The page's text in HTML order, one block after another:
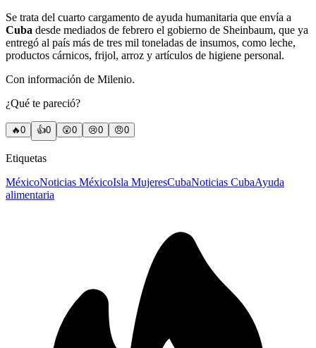
Se trata del cuarto cargamento de ayuda humanitaria que envía a
Cuba desde mediados de febrero el gobierno de Sheinbaum, que ya
entregó al país más de tres mil toneladas de insumos, como leche,
productos cárnicos, frijol, arroz y artículos de higiene personal.
Con información de Milenio.
¿Qué te pareció?
🔥0 👍0 😲0 😢0 😠0
Etiquetas
MéxicoNoticias MéxicoIsla MujeresCubaNoticias CubaAyuda
alimentaria